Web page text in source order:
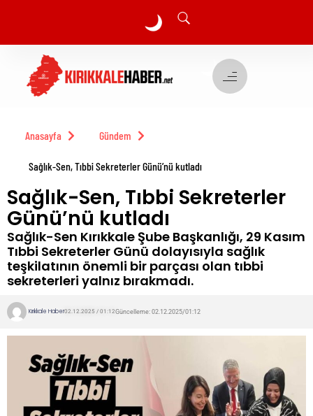
🌙
🌙
Anasayfa Gündem
Sağlık-Sen, Tıbbi Sekreterler Günü’nü kutladı
Sağlık-Sen, Tıbbi Sekreterler
Günü’nü kutladı
Sağlık-Sen Kırıkkale Şube Başkanlığı, 29 Kasım
Tıbbi Sekreterler Günü dolayısıyla sağlık
teşkilatının önemli bir parçası olan tıbbi
sekreterleri yalnız bırakmadı.
Kırıkkale Haber02.12.2025 / 01:12Güncelleme: 02.12.2025/01:12